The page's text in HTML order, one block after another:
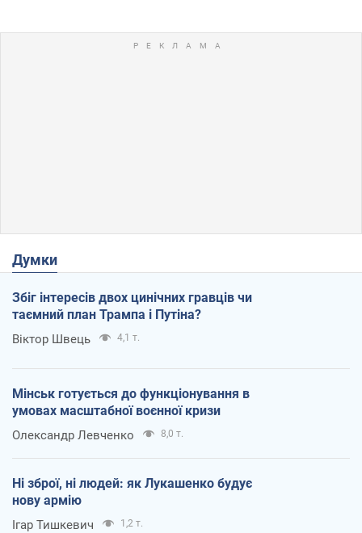
Думки
Збіг інтересів двох цинічних гравців чи
таємний план Трампа і Путіна?
Віктор Швець 4,1 т.
Мінськ готується до функціонування в
умовах масштабної воєнної кризи
Олександр Левченко 8,0 т.
Ні зброї, ні людей: як Лукашенко будує
нову армію
Ігар Тишкевич 1,2 т.